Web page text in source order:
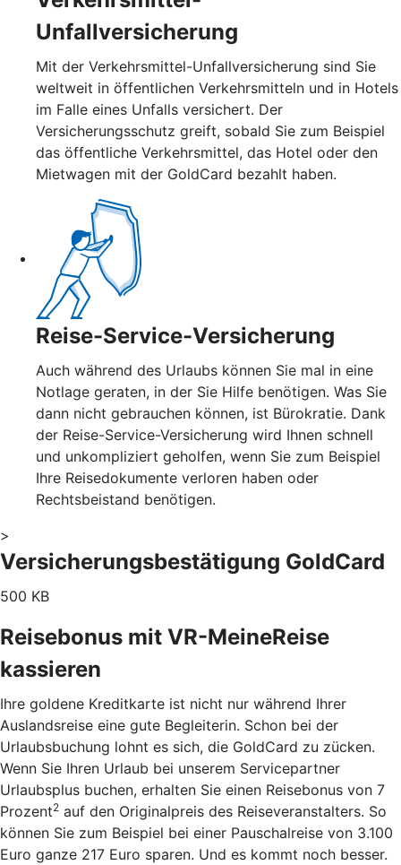
Unfallversicherung
Mit der Verkehrsmittel-Unfallversicherung sind Sie
weltweit in öffentlichen Verkehrsmitteln und in Hotels
im Falle eines Unfalls versichert. Der
Versicherungsschutz greift, sobald Sie zum Beispiel
das öffentliche Verkehrsmittel, das Hotel oder den
Mietwagen mit der GoldCard bezahlt haben.
Reise-Service-Versicherung
Auch während des Urlaubs können Sie mal in eine
Notlage geraten, in der Sie Hilfe benötigen. Was Sie
dann nicht gebrauchen können, ist Bürokratie. Dank
der Reise-Service-Versicherung wird Ihnen schnell
und unkompliziert geholfen, wenn Sie zum Beispiel
Ihre Reisedokumente verloren haben oder
Rechtsbeistand benötigen.
>
Versicherungsbestätigung GoldCard
500 KB
Reisebonus mit VR-MeineReise
kassieren
Ihre goldene Kreditkarte ist nicht nur während Ihrer
Auslandsreise eine gute Begleiterin. Schon bei der
Urlaubsbuchung lohnt es sich, die GoldCard zu zücken.
Wenn Sie Ihren Urlaub bei unserem Servicepartner
Urlaubsplus buchen, erhalten Sie einen Reisebonus von 7
Prozent2 auf den Originalpreis des Reiseveranstalters. So
können Sie zum Beispiel bei einer Pauschalreise von 3.100
Euro ganze 217 Euro sparen. Und es kommt noch besser.